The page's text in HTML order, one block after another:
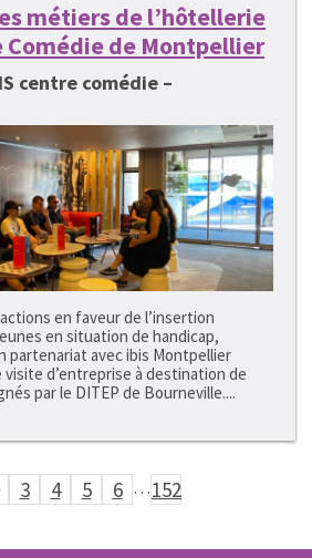
métiers de l’hôtellerie
Comédie de Montpellier
centre comédie –
en faveur de l’insertion
en situation de handicap,
partenariat avec ibis Montpellier
d’entreprise à destination de
par le DITEP de Bourneville....
3 4 5 6 …152